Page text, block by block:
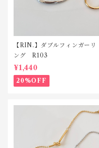
【RIN.】ダブルフィンガーリ
ング R103
¥1,440
20%OFF